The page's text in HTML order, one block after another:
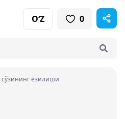
O‘Z 0
сўзининг ёзилиши